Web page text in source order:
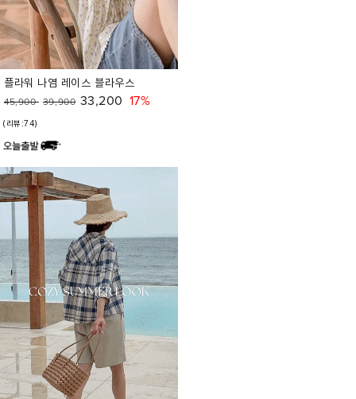
플라워 나염 레이스 블라우스
45,900 39,900 33,200 17%
(리뷰:74)